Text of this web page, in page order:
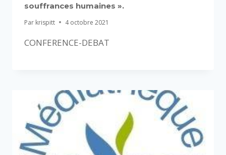
souffrances humaines ».
Par krispitt 4 octobre 2021
CONFERENCE-DEBAT